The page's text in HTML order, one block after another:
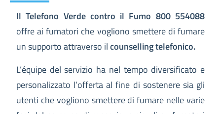
Il Telefono Verde contro il Fumo 800 554088
offre ai fumatori che vogliono smettere di fumare
un supporto attraverso ilcounselling telefonico.
L’équipe del servizio ha nel tempo diversificato e
personalizzato l’offerta al fine di sostenere sia gli
utenti che vogliono smettere di fumare nelle varie